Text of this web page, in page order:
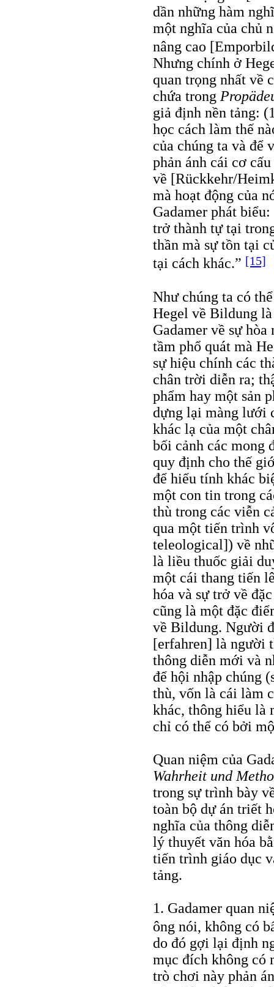
dần những hàm
một nghĩa của chủ
nâng cao
Nhưng chính ở
quan trọng nhất về
chứa trong
giả định nền tảng:
học cách làm thế
của chúng ta và để
phản ánh cái cơ
về [Rückkehr/
mà hoạt động của
Gadamer phát
trở thành tự tại
thần mà sự tồn tại
tại cách khác.” [15]
Như chúng ta có
Hegel về Bildung
Gadamer về sự
tầm phổ quát mà
sự hiệu chính các
chân trời diễn ra;
phẩm hay một sản
dựng lại màng lưới
khác lạ của một
bối cảnh các mong
quy định cho thế
để hiểu tính khác
một con tin trong
thù trong các viễn
qua một tiến trình
teleological]) về
là liều thuốc giải
một cái thang tiến
hóa và sự trở về
cũng là một đặc
về Bildung. Người
[erfahren] là người
thông diễn mới và
để hội nhập chúng
thù, vốn là cái làm
khác, thông hiểu là
chỉ có thể có bởi
Quan niệm của
Wahrheit und
trong sự trình bày
toàn bộ dự án triết
nghĩa của thông
lý thuyết văn hóa
tiến trình giáo dục
tảng.
1. Gadamer quan
ông nói, không có
do đó gợi lại định
mục đích không có
trò chơi này phản